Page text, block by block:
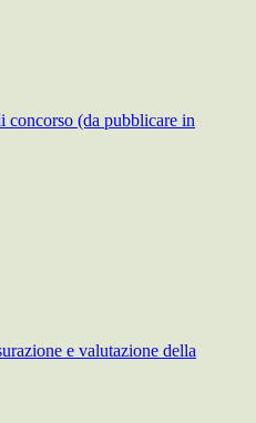
concorso (da pubblicare in
e valutazione della